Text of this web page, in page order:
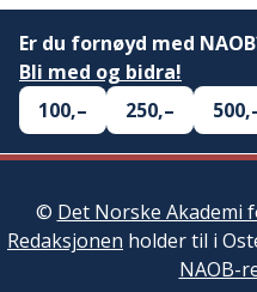
Er du fornøyd med
Bli med og bidra!
100,–
250,–
© Det Norske Akademi
Redaksjonen holder til i
NAOB-